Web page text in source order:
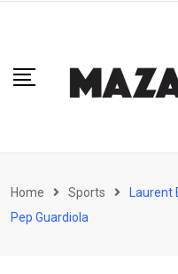
Home Sports
Laurent
Pep Guardiola